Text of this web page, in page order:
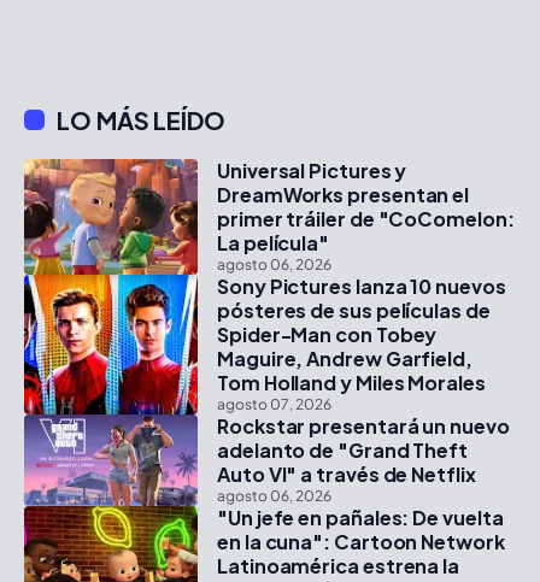
LO MÁS LEÍDO
Universal Pictures y
DreamWorks presentan el
primer tráiler de "CoComelon:
La película"
agosto 06, 2026
Sony Pictures lanza 10 nuevos
pósteres de sus películas de
Spider-Man con Tobey
Maguire, Andrew Garfield,
Tom Holland y Miles Morales
agosto 07, 2026
Rockstar presentará un nuevo
adelanto de "Grand Theft
Auto VI" a través de Netflix
agosto 06, 2026
"Un jefe en pañales: De vuelta
en la cuna": Cartoon Network
Latinoamérica estrena la